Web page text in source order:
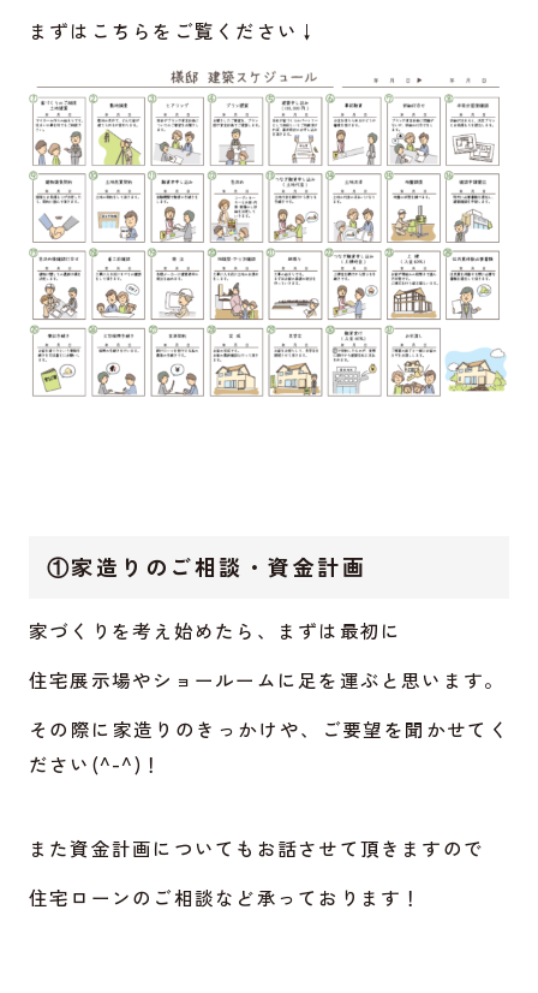
まずはこちらをご覧ください↓
①家造りのご相談・資金計画
家づくりを考え始めたら、まずは最初に
住宅展示場やショールームに足を運ぶと思います。
その際に家造りのきっかけや、ご要望を聞かせてく
ださい(^-^)！
また資金計画についてもお話させて頂きますので
住宅ローンのご相談など承っております！